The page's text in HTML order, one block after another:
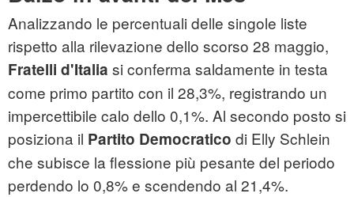
Analizzando le percentuali delle singole liste
rispetto alla rilevazione dello scorso 28 maggio,
Fratelli d'Italia si conferma saldamente in testa
come primo partito con il 28,3%, registrando un
impercettibile calo dello 0,1%. Al secondo posto si
posiziona il Partito Democratico di Elly Schlein
che subisce la flessione più pesante del periodo
perdendo lo 0,8% e scendendo al 21,4%.